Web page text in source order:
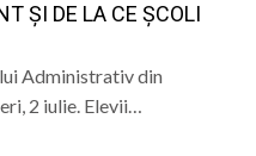
ȘI DE LA CE ȘCOLI
Administrativ din
2 iulie. Elevii…